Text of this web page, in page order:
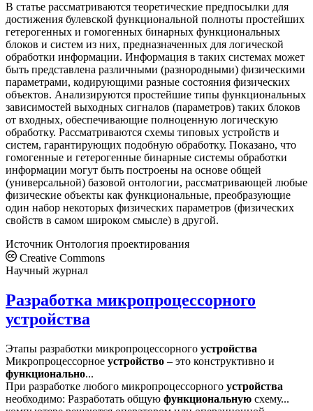
В статье рассматриваются теоретические предпосылки для
достижения булевской функциональной полноты простейших
гетерогенных и гомогенных бинарных функциональных
блоков и систем из них, предназначенных для логической
обработки информации. Информация в таких системах может
быть представлена различными (разнородными) физическими
параметрами, кодирующими разные состояния физических
объектов. Анализируются простейшие типы функциональных
зависимостей выходных сигналов (параметров) таких блоков
от входных, обеспечивающие полноценную логическую
обработку. Рассматриваются схемы типовых устройств и
систем, гарантирующих подобную обработку. Показано, что
гомогенные и гетерогенные бинарные системы обработки
информации могут быть построены на основе общей
(универсальной) базовой онтологии, рассматривающей любые
физические объекты как функциональные, преобразующие
один набор некоторых физических параметров (физических
свойств в самом широком смысле) в другой.
Источник Онтология проектирования
Creative Commons
Научный журнал
Разработка микропроцессорного
устройства
Этапы разработки микропроцессорного устройства
Микропроцессорное устройство – это конструктивно и
функционально...
При разработке любого микропроцессорного устройства
необходимо: Разработать общую функциональную схему...